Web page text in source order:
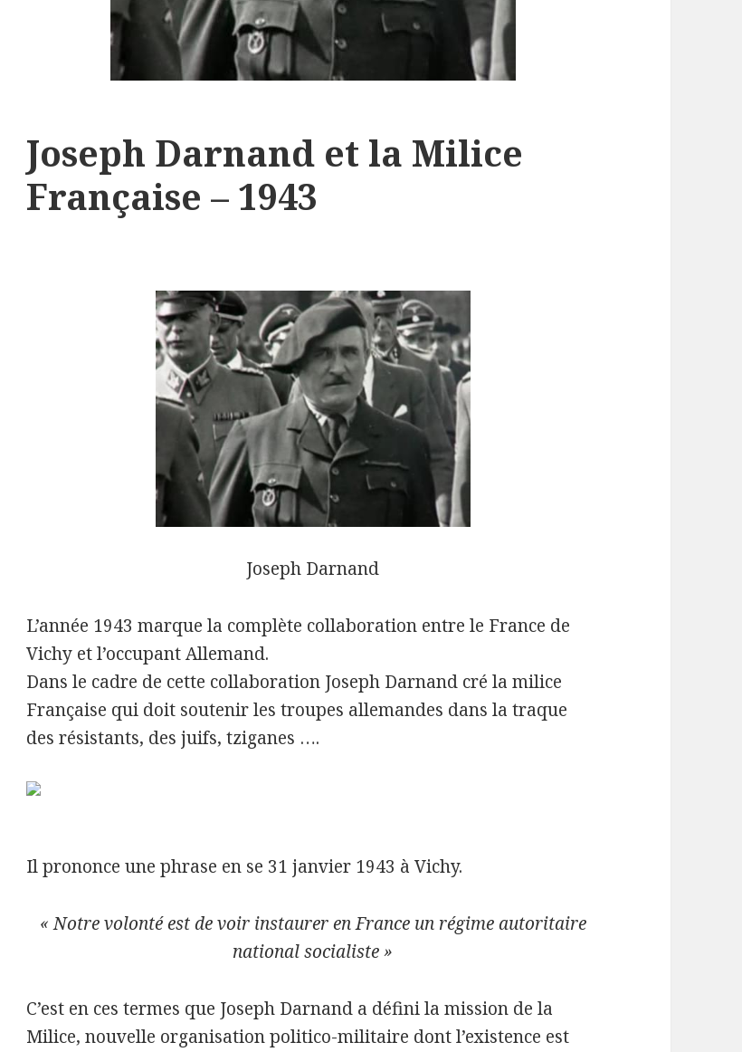
Joseph Darnand et la Milice
Française – 1943
Joseph Darnand
L’année 1943 marque la complète collaboration entre le France de
Vichy et l’occupant Allemand.
Dans le cadre de cette collaboration Joseph Darnand cré la milice
Française qui doit soutenir les troupes allemandes dans la traque
des résistants, des juifs, tziganes ….
Il prononce une phrase en se 31 janvier 1943 à Vichy.
« Notre volonté est de voir instaurer en France un régime autoritaire
national socialiste »
C’est en ces termes que Joseph Darnand a défini la mission de la
Milice, nouvelle organisation politico-militaire dont l’existence est